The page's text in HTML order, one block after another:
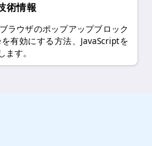
術情報
ラウザのポップアップブロック
有効にする方法、JavaScriptを
す。